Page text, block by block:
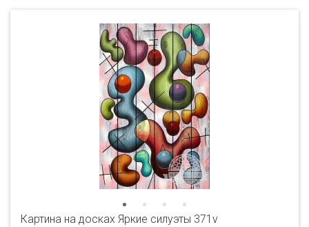
Картина на досках Яркие силуэты 371v